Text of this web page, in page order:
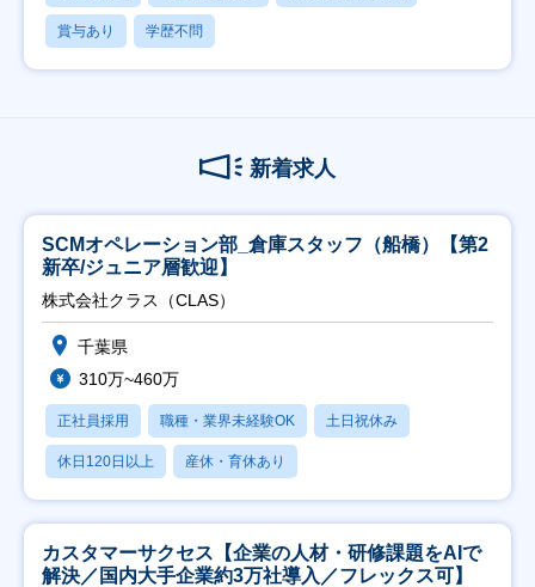
賞与あり 学歴不問
新着求人
SCMオペレーション部_倉庫スタッフ（船橋）【第2
新卒/ジュニア層歓迎】
株式会社クラス（CLAS）
千葉県
310万~460万
正社員採用 職種・業界未経験OK 土日祝休み
休日120日以上 産休・育休あり
カスタマーサクセス【企業の人材・研修課題をAIで
解決／国内大手企業約3万社導入／フレックス可】